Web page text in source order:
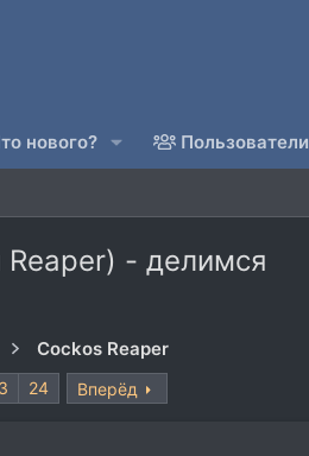
нового? Пользователи
Reaper) - делимся
Cockos Reaper
24 Вперёд